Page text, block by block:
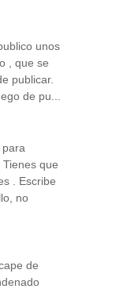
unos
, que se
publicar.
de pu...
que
. Escribe
no
de